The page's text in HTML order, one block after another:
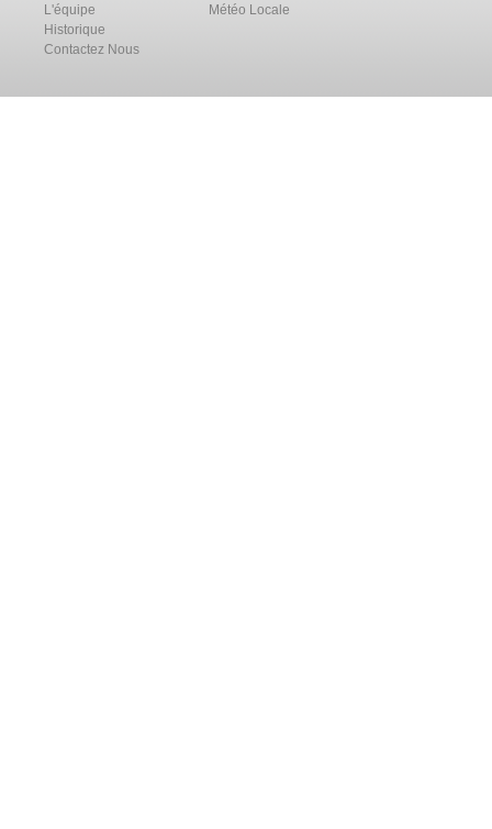
L'équipe
Historique
Contactez Nous
Météo Locale